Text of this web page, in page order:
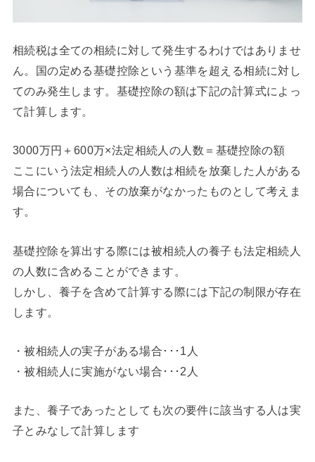
相続税は全ての相続に対して発生するわけではありませ
ん。国の定める基礎控除という基準を超える相続に対し
てのみ発生します。基礎控除の額は下記の計算式によっ
て計算します。
3000万円＋600万×法定相続人の人数＝基礎控除の額
ここにいう法定相続人の人数は相続を放棄した人がある
場合についても、その放棄がなかったものとして考えま
す。
基礎控除を算出する際には被相続人の養子も法定相続人
の人数に含めることができます。
しかし、養子を含めて計算する際には下記の制限が存在
します。
・被相続人の実子がある場合･･･1人
・被相続人に実施がない場合･･･2人
また、養子であったとしても次の要件に該当する人は実
子とみなして計算します